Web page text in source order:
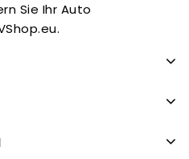
Sie Ihr Auto